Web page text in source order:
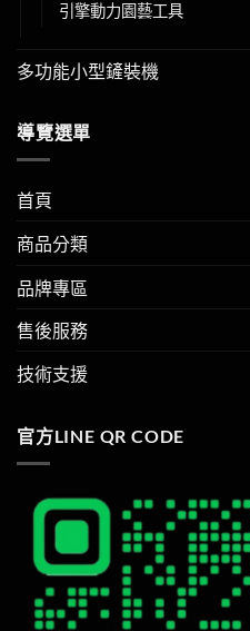
引擎動力園藝工具
多功能小型鏟裝機
導覽選單
首頁
商品分類
品牌專區
售後服務
技術支援
官方LINE QR CODE